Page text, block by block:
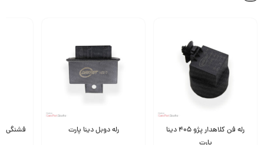
رله فن کلاهدار پژو 405 دینا
رله دوبل دینا پارت